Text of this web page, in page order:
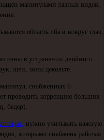
манипулами разных видов,
область лба и вокруг глаз,
в устранении двойного
шеи, зоны декольте.
снабженных 6
проводить коррекцию больших
бедер).
нужно учитывать важную
которыми снабжена рабочая